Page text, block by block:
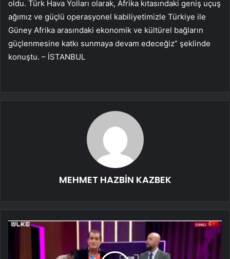
oldu. Türk Hava Yolları olarak, Afrika kıtasındaki geniş uçuş
ağımız ve güçlü operasyonel kabiliyetimizle Türkiye ile
Güney Afrika arasındaki ekonomik ve kültürel bağların
güçlenmesine katkı sunmaya devam edeceğiz” şeklinde
konuştu. – İSTANBUL
MEHMET HAZBİN KAZBEK